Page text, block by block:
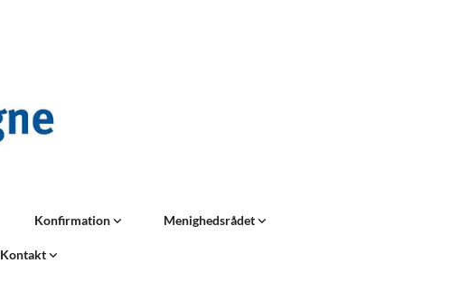
Konfirmation Menighedsrådet
Kontakt